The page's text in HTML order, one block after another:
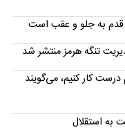
فراری
معافیت سربازان فراری
بدون بدلکار در
سکانس‌های خطرناک سریال
قدم به جلو و عقب است
تنگه هرمز منتشر شد
درست کار کنیم، می‌گویند
به استقلال